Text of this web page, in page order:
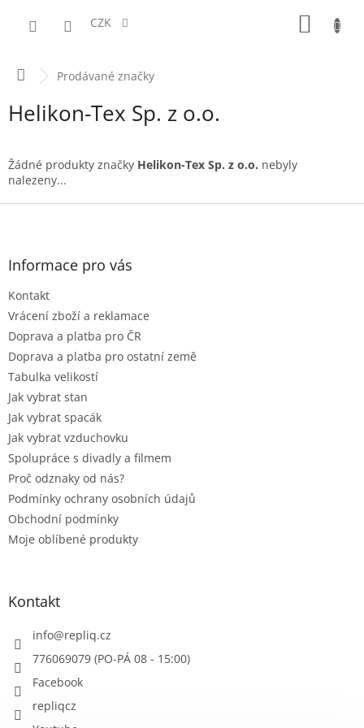
CZK
DomůProdávané značky
Helikon-Tex Sp. z o.o.
Žádné produkty značky Helikon-Tex Sp. z o.o. nebyly
nalezeny...
Z
Informace pro vás
Kontakt
Vrácení zboží a reklamace
Doprava a platba pro ČR
Doprava a platba pro ostatní země
Tabulka velikostí
Jak vybrat stan
Jak vybrat spacák
Jak vybrat vzduchovku
Spolupráce s divadly a filmem
Proč odznaky od nás?
Podmínky ochrany osobních údajů
Obchodní podmínky
Moje oblíbené produkty
Kontakt
info@repliq.cz
776069079 (PO-PÁ 08 - 15:00)
Facebook
repliqcz